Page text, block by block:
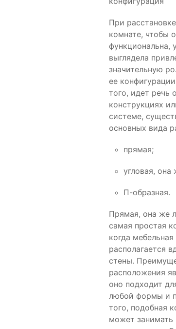
При
комнате, чтобы
функциональна,
выглядела
значительную
ее
того, идет речь
конструкциях
системе,
основных вида
прямая;
угловая, она
П-образная.
Прямая, она же
самая простая
когда мебельная
располагается
стены.
расположения
оно подходит
любой формы и
того, подобная
может занимать